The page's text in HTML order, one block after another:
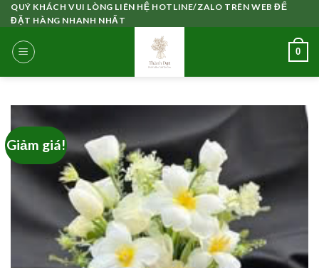
Skip
to
content
QUÝ KHÁCH VUI LÒNG LIÊN HỆ HOTLINE/ZALO TRÊN WEB ĐỂ
ĐẶT HÀNG NHANH NHẤT
0
Giảm giá!